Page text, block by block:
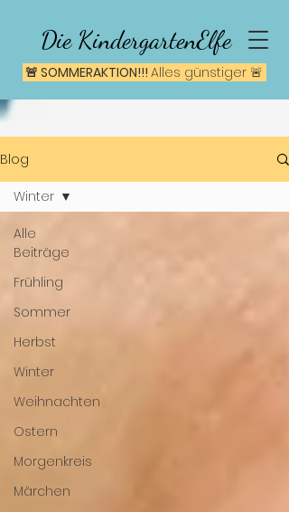
Die KindergartenElfe
🚨 SOMMERAKTION!!! Alles günstiger 🚨
Blog
Alle
Beiträge
Frühling
Sommer
Herbst
Winter
Weihnachten
Ostern
Morgenkreis
Märchen
Winter